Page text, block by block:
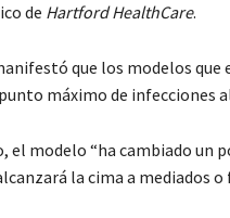
de Hartford HealthCare.
que los modelos
máximo de infecciones
el modelo “ha cambiado un
la cima a mediados